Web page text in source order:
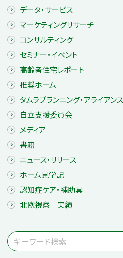
データ・サービス
マーケティングリサーチ
コンサルティング
セミナー・イベント
高齢者住宅レポート
推奨ホーム
タムラプランニング・アライアンス
自立支援委員会
メディア
書籍
ニュース・リリース
ホーム見学記
認知症ケア・補助具
北欧視察 実績